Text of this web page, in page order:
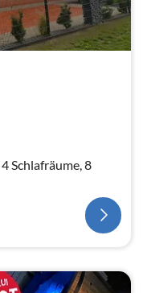
Schlafräume, 8